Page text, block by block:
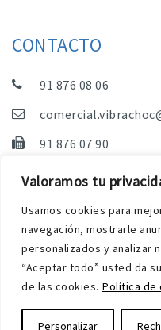
Valoramos tu
Usamos cookies para
navegación, mostrarle
personalizados y analizar
“Aceptar todo” usted da
de las cookies. Política de
Personalizar
CONTACTO
91 876 08 06
91 876 07 90
Dpto. Comercial, Dpto.
C/ Vereda de las
Guijar – 28500
Aviso Legal